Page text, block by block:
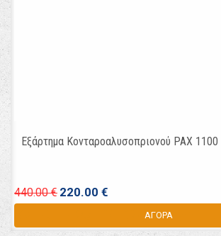
Εξάρτημα Κονταροαλυσοπριονού PAX 1100
440.00 € 220.00 €
ΑΓΟΡΑ